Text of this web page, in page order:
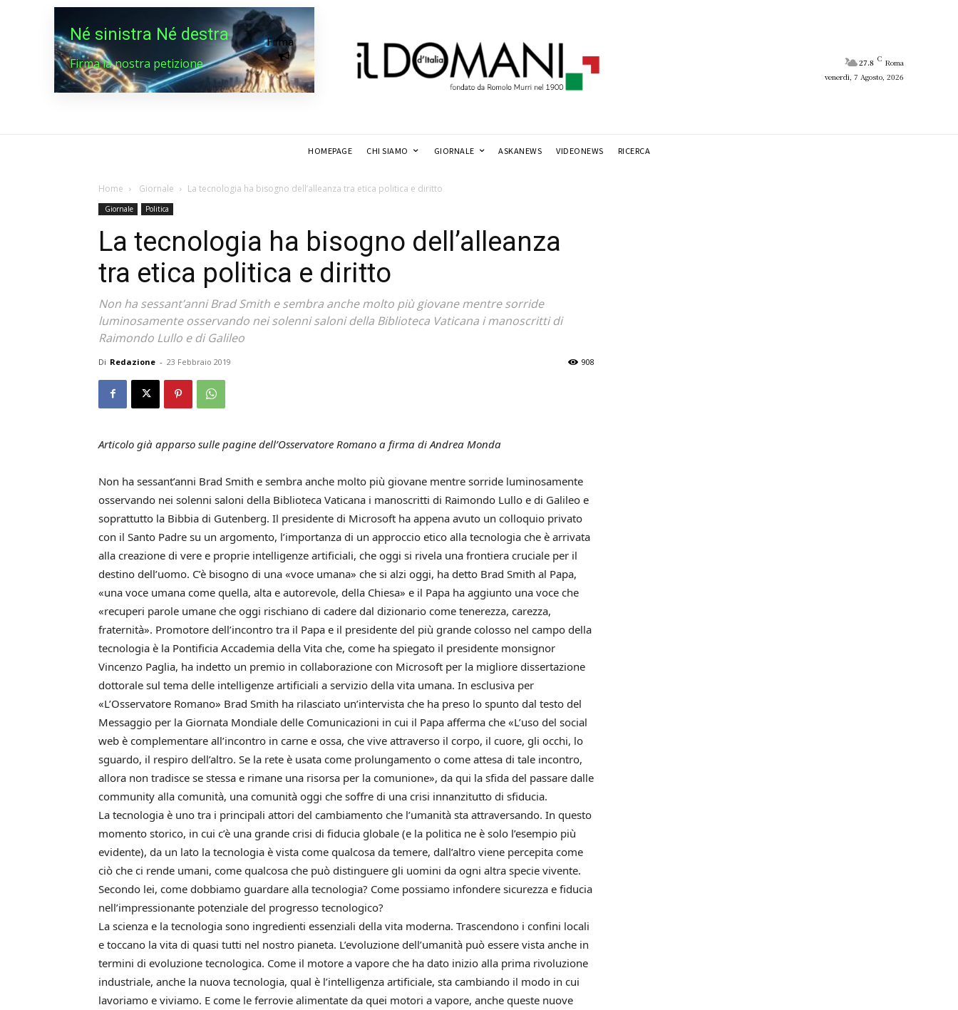
Né sinistra Né destra
Firma la nostra petizione
Firma
27.8 C Roma
venerdì, 7 Agosto, 2026
HOMEPAGE CHI SIAMO GIORNALE ASKANEWS VIDEONEWS RICERCA
Home Giornale La tecnologia ha bisogno dell’alleanza tra etica politica e diritto
Giornale Politica
La tecnologia ha bisogno dell’alleanza
tra etica politica e diritto
Non ha sessant’anni Brad Smith e sembra anche molto più giovane mentre sorride
luminosamente osservando nei solenni saloni della Biblioteca Vaticana i manoscritti di
Raimondo Lullo e di Galileo
Di Redazione - 23 Febbraio 2019 908
Articolo già apparso sulle pagine dell’Osservatore Romano a firma di Andrea Monda
Non ha sessant’anni Brad Smith e sembra anche molto più giovane mentre sorride luminosamente
osservando nei solenni saloni della Biblioteca Vaticana i manoscritti di Raimondo Lullo e di Galileo e
soprattutto la Bibbia di Gutenberg. Il presidente di Microsoft ha appena avuto un colloquio privato
con il Santo Padre su un argomento, l’importanza di un approccio etico alla tecnologia che è arrivata
alla creazione di vere e proprie intelligenze artificiali, che oggi si rivela una frontiera cruciale per il
destino dell’uomo. C’è bisogno di una «voce umana» che si alzi oggi, ha detto Brad Smith al Papa,
«una voce umana come quella, alta e autorevole, della Chiesa» e il Papa ha aggiunto una voce che
«recuperi parole umane che oggi rischiano di cadere dal dizionario come tenerezza, carezza,
fraternità». Promotore dell’incontro tra il Papa e il presidente del più grande colosso nel campo della
tecnologia è la Pontificia Accademia della Vita che, come ha spiegato il presidente monsignor
Vincenzo Paglia, ha indetto un premio in collaborazione con Microsoft per la migliore dissertazione
dottorale sul tema delle intelligenze artificiali a servizio della vita umana. In esclusiva per
«L’Osservatore Romano» Brad Smith ha rilasciato un’intervista che ha preso lo spunto dal testo del
Messaggio per la Giornata Mondiale delle Comunicazioni in cui il Papa afferma che «L’uso del social
web è complementare all’incontro in carne e ossa, che vive attraverso il corpo, il cuore, gli occhi, lo
sguardo, il respiro dell’altro. Se la rete è usata come prolungamento o come attesa di tale incontro,
allora non tradisce se stessa e rimane una risorsa per la comunione», da qui la sfida del passare dalle
community alla comunità, una comunità oggi che soffre di una crisi innanzitutto di sfiducia.
La tecnologia è uno tra i principali attori del cambiamento che l’umanità sta attraversando. In questo
momento storico, in cui c’è una grande crisi di fiducia globale (e la politica ne è solo l’esempio più
evidente), da un lato la tecnologia è vista come qualcosa da temere, dall’altro viene percepita come
ciò che ci rende umani, come qualcosa che può distinguere gli uomini da ogni altra specie vivente.
Secondo lei, come dobbiamo guardare alla tecnologia? Come possiamo infondere sicurezza e fiducia
nell’impressionante potenziale del progresso tecnologico?
La scienza e la tecnologia sono ingredienti essenziali della vita moderna. Trascendono i confini locali
e toccano la vita di quasi tutti nel nostro pianeta. L’evoluzione dell’umanità può essere vista anche in
termini di evoluzione tecnologica. Come il motore a vapore che ha dato inizio alla prima rivoluzione
industriale, anche la nuova tecnologia, qual è l’intelligenza artificiale, sta cambiando il modo in cui
lavoriamo e viviamo. E come le ferrovie alimentate da quei motori a vapore, anche queste nuove